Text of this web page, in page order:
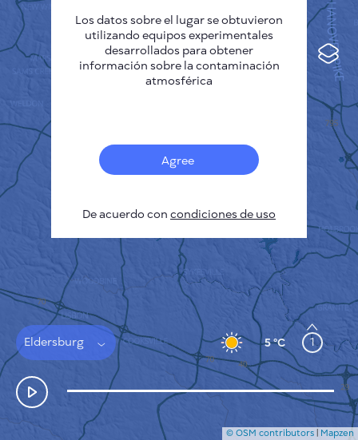
Eldersburg 5 °C 1
Deutsch
Español
Français
CÓMO FUNCIONA
POLÍTICA DE PRIVACIDAD
CONDICIONES GENERALES
GUÍA DE INSTALACIÓN
API
FAQ
CONTACTE CON NOSOTROS
© OSM contributors | Mapzen
Los datos sobre el lugar se obtuvieron
utilizando equipos experimentales
desarrollados para obtener
información sobre la contaminación
atmosférica
Agree
De acuerdo con condiciones de uso